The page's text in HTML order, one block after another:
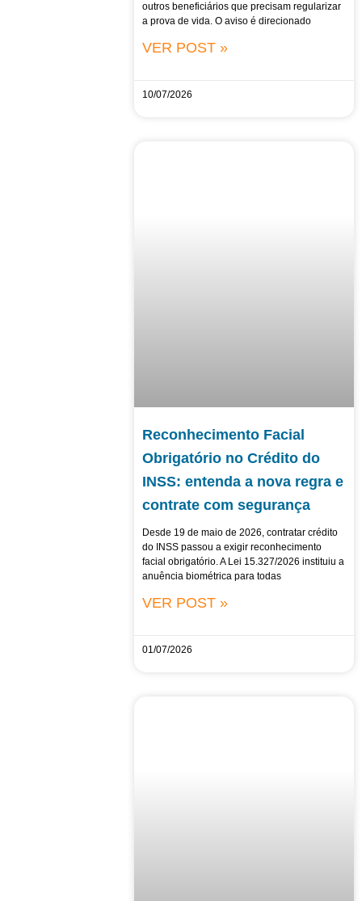
outros beneficiários que precisam regularizar
a prova de vida. O aviso é direcionado
VER POST »
10/07/2026
Reconhecimento Facial
Obrigatório no Crédito do
INSS: entenda a nova regra e
contrate com segurança
Desde 19 de maio de 2026, contratar crédito
do INSS passou a exigir reconhecimento
facial obrigatório. A Lei 15.327/2026 instituiu a
anuência biométrica para todas
VER POST »
01/07/2026